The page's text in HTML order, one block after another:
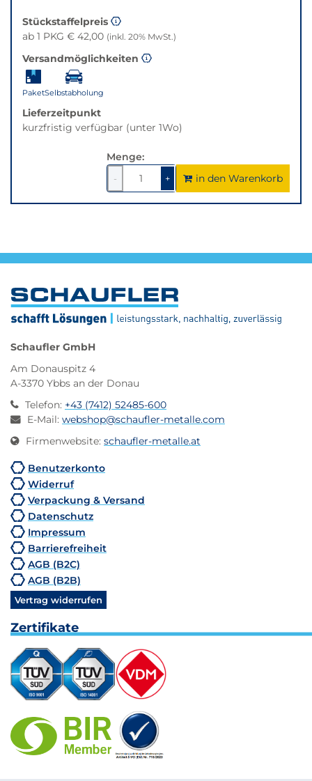
Variante.
Stückstaffelpreis
ab 1 PKG € 42,00 (inkl. 20% MwSt.)
Versandmöglichkeiten
PaketSelbstabholung
Lieferzeitpunkt
kurzfristig verfügbar (unter 1Wo)
Menge:
-
1
verringern
+1um
1
erhöhen
in den Warenkorb
Schaufler GmbH
Am Donauspitz 4
A-3370 Ybbs an der Donau
Telefon: +43 (7412) 52485-600
E-Mail: webshop@schaufler-metalle.com
Firmenwebsite: schaufler-metalle.at
Benutzerkonto
Widerruf
Verpackung & Versand
Datenschutz
Impressum
Barrierefreiheit
AGB (B2C)
AGB (B2B)
Vertrag widerrufen
Zertifikate